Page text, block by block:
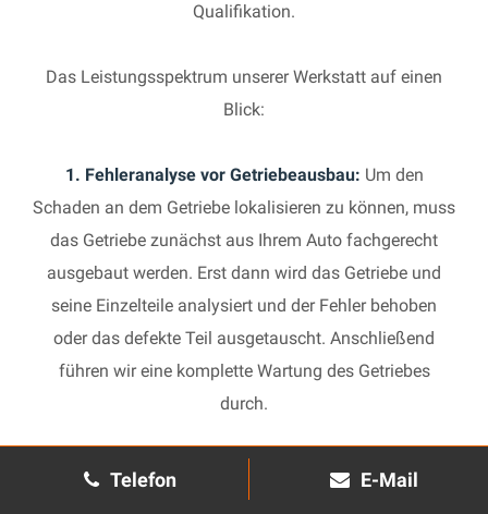
Telefon E-Mail
Qualifikation.
Das Leistungsspektrum unserer Werkstatt auf einen
Blick:
1. Fehleranalyse vor Getriebeausbau: Um den
Schaden an dem Getriebe lokalisieren zu können, muss
das Getriebe zunächst aus Ihrem Auto fachgerecht
ausgebaut werden. Erst dann wird das Getriebe und
seine Einzelteile analysiert und der Fehler behoben
oder das defekte Teil ausgetauscht. Anschließend
führen wir eine komplette Wartung des Getriebes
durch.
2. Manuelles Getriebe:
Die Reparatur eines komplexen
Schaltgetriebes ist äußerst aufwendig und benötigt